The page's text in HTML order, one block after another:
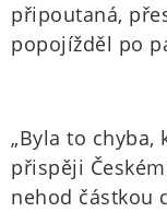
připoutaná,
popojížděl po
„Byla to
přispěji
nehod částkou